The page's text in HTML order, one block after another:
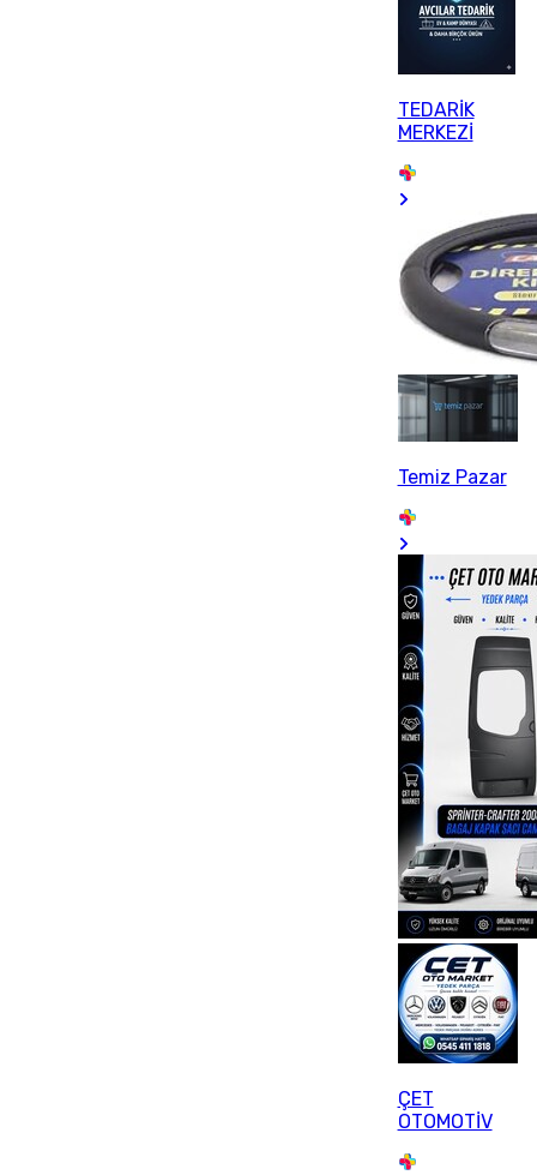
TEDARİK
MERKEZİ
Temiz Pazar
ÇET
OTOMOTİV